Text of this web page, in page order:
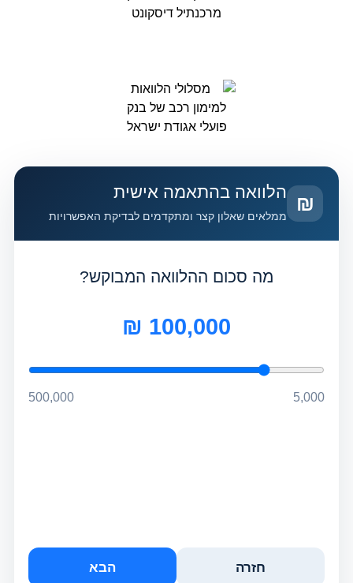
₪ הלוואה בהתאמה אישית
ממלאים שאלון קצר ומתקדמים לבדיקת האפשרויות
מה סכום ההלוואה המבוקש?
100,000 ₪
5,000
500,000
חזרה הבא